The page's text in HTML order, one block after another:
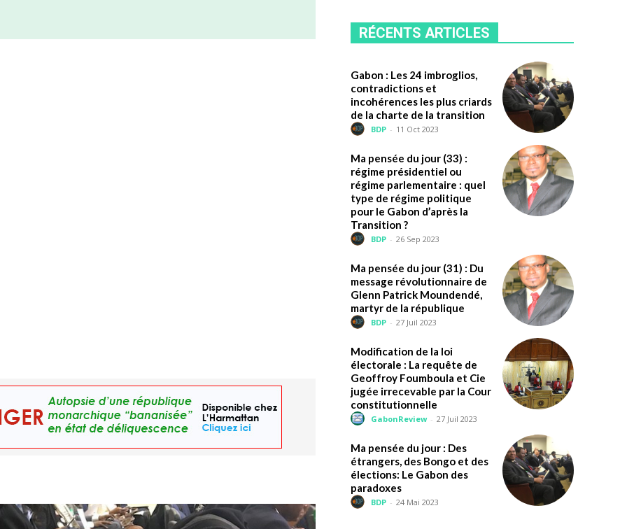
RÉCENTS ARTICLES
Gabon : Les 24 imbroglios,
contradictions et
incohérences les plus criards
de la charte de la transition
BDP - 11 Oct 2023
Ma pensée du jour (33) :
régime présidentiel ou
régime parlementaire : quel
type de régime politique
pour le Gabon d’après la
Transition ?
BDP - 26 Sep 2023
Ma pensée du jour (31) : Du
message révolutionnaire de
Glenn Patrick Moundendé,
martyr de la république
BDP - 27 Juil 2023
Modification de la loi
électorale : La requête de
Geoffroy Foumboula et Cie
jugée irrecevable par la Cour
constitutionnelle
GabonReview - 27 Juil 2023
Ma pensée du jour : Des
étrangers, des Bongo et des
élections: Le Gabon des
paradoxes
BDP - 24 Mai 2023